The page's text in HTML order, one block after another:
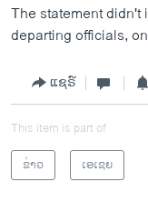
The statement
departing officials,
ແຊຣ໌
This item is part of
ຂ່າວ
ເອເຊຍ